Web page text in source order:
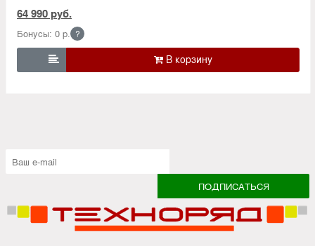
64 990 руб.
Бонусы: 0 р. ?
